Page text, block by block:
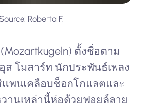
Source: Roberta F.
ตั้งชื่อตาม
ส โมสาร์ท นักประพันธ์เพลง
พนเคลือบช็อกโกแลตและ
านเหล่านี้ห่อด้วยฟอยล์ลาย